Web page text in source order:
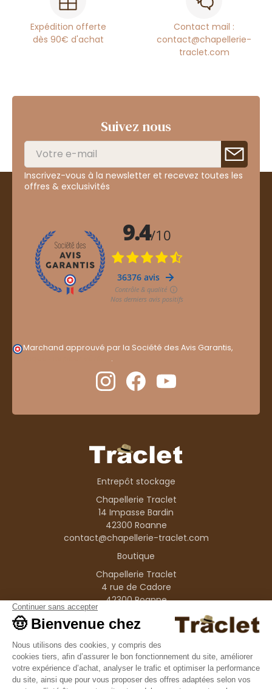
Expédition offerte
dès 90€ d'achat
Contact mail :
contact@chapellerie-
traclet.com
Suivez nous
Inscrivez-vous à la newsletter et recevez toutes les
offres & exclusivités
Marchand approuvé par la Société des Avis Garantis,
.
Entrepôt stockage
Chapellerie Traclet
14 Impasse Bardin
42300 Roanne
contact@chapellerie-traclet.com
Boutique
Chapellerie Traclet
4 rue de Cadore
42300 Roanne
Produits
Nos marques